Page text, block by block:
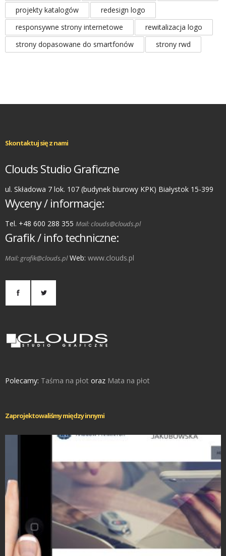
projekty katalogów
redesign logo
responsywne strony internetowe
rewitalizacja logo
strony dopasowane do smartfonów
strony rwd
Skontaktuj się z nami
Clouds Studio Graficzne
ul. Składowa 7 lok. 107 (budynek biurowy KPK) Białystok 15-399
Wyceny / informacje:
Tel. +48 600 288 355 Mail: clouds@clouds.pl
Grafik / info techniczne:
Mail: grafik@clouds.plWeb: www.clouds.pl
Polecamy: Taśma na płot oraz Mata na płot
Zaprojektowaliśmy między innymi